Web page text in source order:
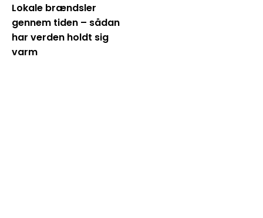
Lokale brændsler
gennem tiden – sådan
har verden holdt sig
varm